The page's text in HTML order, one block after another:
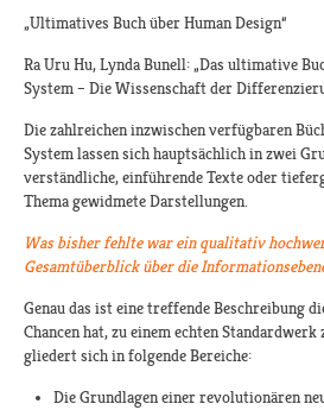
„Ultimatives Buch über Human Design“
Ra Uru Hu, Lynda Bunell: „Das ultimative
System – Die Wissenschaft der
Die zahlreichen inzwischen verfügbaren
System lassen sich hauptsächlich in zwei
verständliche, einführende Texte oder
Thema gewidmete Darstellungen.
Was bisher fehlte war ein qualitativ
Gesamtüberblick über die
Genau das ist eine treffende Beschreibung
Chancen hat, zu einem echten
gliedert sich in folgende Bereiche:
Die Grundlagen einer revolutionären